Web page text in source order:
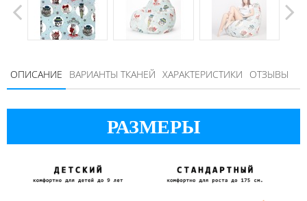
ОПИСАНИЕ ВАРИАНТЫ ТКАНЕЙ ХАРАКТЕРИСТИКИ ОТЗЫВЫ
РАЗМЕРЫ